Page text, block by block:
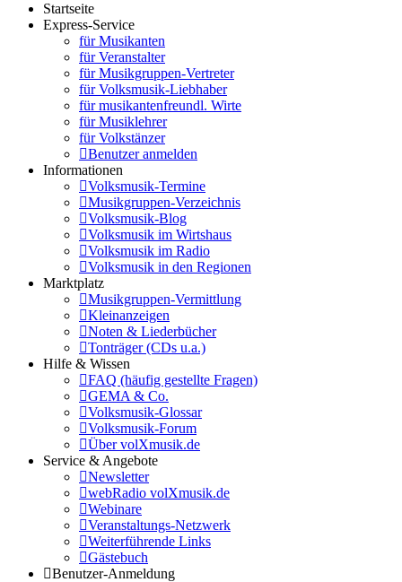
Startseite
Express-Service
für Musikanten
für Veranstalter
für Musikgruppen-Vertreter
für Volksmusik-Liebhaber
für musikantenfreundl. Wirte
für Musiklehrer
für Volkstänzer
Benutzer anmelden
Informationen
Volksmusik-Termine
Musikgruppen-Verzeichnis
Volksmusik-Blog
Volksmusik im Wirtshaus
Volksmusik im Radio
Volksmusik in den Regionen
Marktplatz
Musikgruppen-Vermittlung
Kleinanzeigen
Noten & Liederbücher
Tonträger (CDs u.a.)
Hilfe & Wissen
FAQ (häufig gestellte Fragen)
GEMA & Co.
Volksmusik-Glossar
Volksmusik-Forum
Über volXmusik.de
Service & Angebote
Newsletter
webRadio volXmusik.de
Webinare
Veranstaltungs-Netzwerk
Weiterführende Links
Gästebuch
Benutzer-Anmeldung